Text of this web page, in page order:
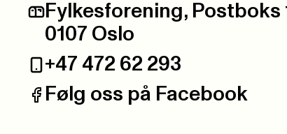
Postadresse:
Fylkesforening, Postboks
0107 Oslo
Telefon:
+47 472 62 293
Facebook:
Følg oss på Facebook